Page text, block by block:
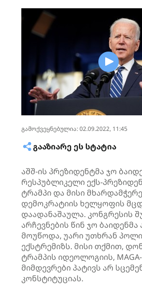
გამოქვეყნებულია: 02.09.2022, 11:45
ᲒᲐᲐᲖᲘᲐᲠᲔ ᲔᲡ ᲡᲢᲐᲢᲘᲐ
აშშ-ის პრეზიდენტმა ჯო
რესპუბლიკელი ექს-
ტრამპი და მისი
დემოკრატიის ხელყოფის
დაადანაშაულა. კონგრესის
არჩევნების წინ ჯო
მოუწოდა, უარი უთხრან
ექსტრემიზს. მისი თქმით,
ტრამპის იდეოლოგიის,
მიმდევრები პატივს არ
კონსტიტუციას.